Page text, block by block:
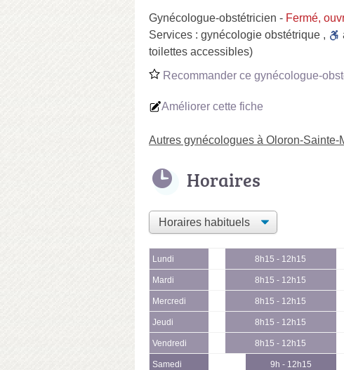
Gynécologue-obstétricien - Fermé,
Services : gynécologie obstétrique ,
toilettes accessibles)
Recommander ce gynécologue-
Améliorer cette fiche
Autres gynécologues à Oloron-Sainte-
Horaires
Lundi 8h15 - 12h15
Mardi 8h15 - 12h15
Mercredi 8h15 - 12h15
Jeudi 8h15 - 12h15
Vendredi 8h15 - 12h15
Samedi 9h - 12h15